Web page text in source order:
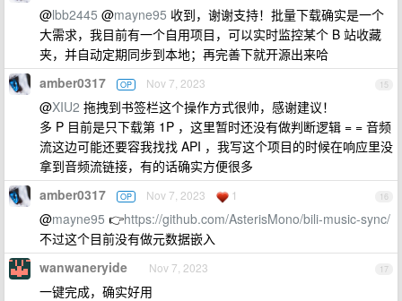
@lbb2445 @mayne95 收到，谢谢支持！批量下载确实是一个
大需求，我目前有一个自用项目，可以实时监控某个 B 站收藏
夹，并自动定期同步到本地；再完善下就开源出来哈
15
amber0317 OP Nov 7, 2023
@XIU2 拖拽到书签栏这个操作方式很帅，感谢建议！
多 P 目前是只下载第 1P ，这里暂时还没有做判断逻辑 = = 音频
流这边可能还要容我找找 API ，我写这个项目的时候在响应里没
拿到音频流链接，有的话确实方便很多
16
amber0317 OP Nov 7, 2023 1
@mayne95 👉https://github.com/AsterisMono/bili-music-sync/
不过这个目前没有做元数据嵌入
17
wanwaneryide Nov 7, 2023
一键完成，确实好用